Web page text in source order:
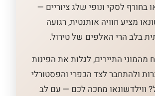
בחורף לסקי ונופי שלג ציוריים —
מציע חוויה אותנטית, רגועה
בלב הרי האלפים של טירול.
מהמוני התיירים, לגלות את הפינות
ולהתחבר לצד הכפרי והפסטורלי
ווילדשונאו מחכה לכם — עם לב